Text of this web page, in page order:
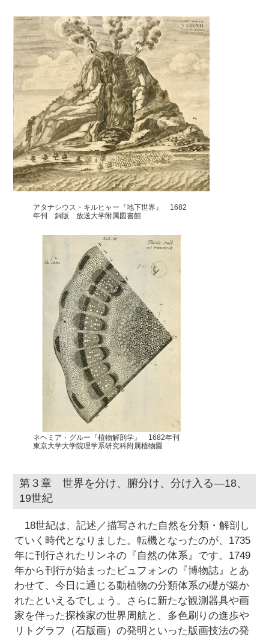
アタナシウス・キルヒャー『地下世界』 1682
年刊 銅版 放送大学附属図書館
ネヘミア・グルー『植物解剖学』 1682年刊
東京大学大学院理学系研究科附属植物園
第３章 世界を分け、腑分け、分け入る―18、
19世紀
18世紀は、記述／描写された自然を分類・解剖し
ていく時代となりました。転機となったのが、1735
年に刊行されたリンネの『自然の体系』です。1749
年から刊行が始まったビュフォンの『博物誌』とあ
わせて、今日に通じる動植物の分類体系の礎が築か
れたといえるでしょう。さらに新たな観測器具や画
家を伴った探検家の世界周航と、多色刷りの進歩や
リトグラフ（石版画）の発明といった版画技法の発